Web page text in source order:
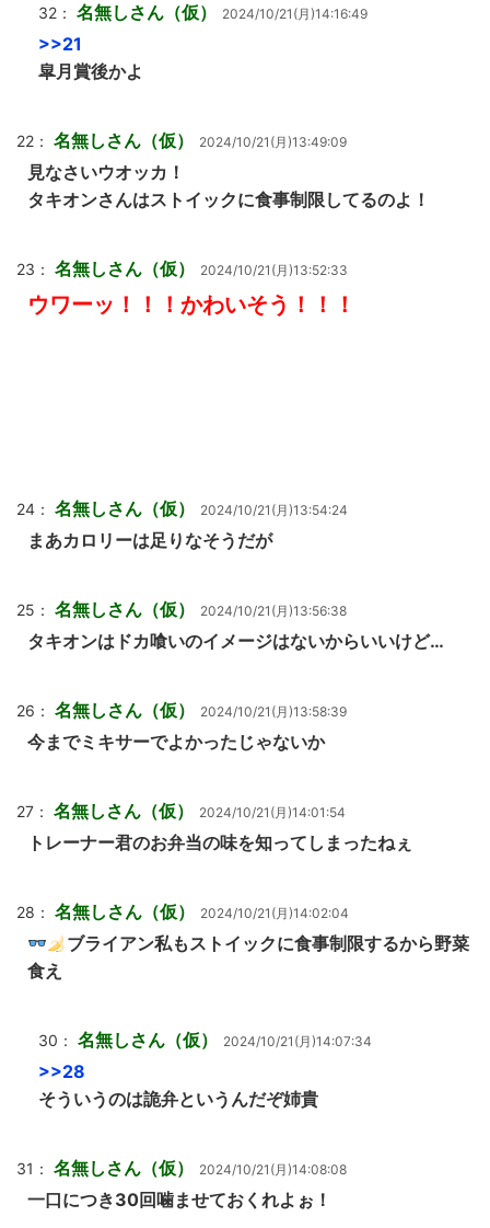
32： 名無しさん（仮） 2024/10/21(月)14:16:49
>>21
皐月賞後かよ
22： 名無しさん（仮） 2024/10/21(月)13:49:09
見なさいウオッカ！
タキオンさんはストイックに食事制限してるのよ！
23： 名無しさん（仮） 2024/10/21(月)13:52:33
ウワーッ！！！かわいそう！！！
24： 名無しさん（仮） 2024/10/21(月)13:54:24
まあカロリーは足りなそうだが
25： 名無しさん（仮） 2024/10/21(月)13:56:38
タキオンはドカ喰いのイメージはないからいいけど…
26： 名無しさん（仮） 2024/10/21(月)13:58:39
今までミキサーでよかったじゃないか
27： 名無しさん（仮） 2024/10/21(月)14:01:54
トレーナー君のお弁当の味を知ってしまったねぇ
28： 名無しさん（仮） 2024/10/21(月)14:02:04
ブライアン私もストイックに食事制限するから野菜
食え
30： 名無しさん（仮） 2024/10/21(月)14:07:34
>>28
そういうのは詭弁というんだぞ姉貴
31： 名無しさん（仮） 2024/10/21(月)14:08:08
一口につき30回噛ませておくれよぉ！